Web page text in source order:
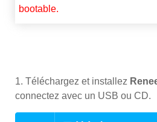
bootable.
1. Téléchargez et installez
connectez avec un USB ou CD.